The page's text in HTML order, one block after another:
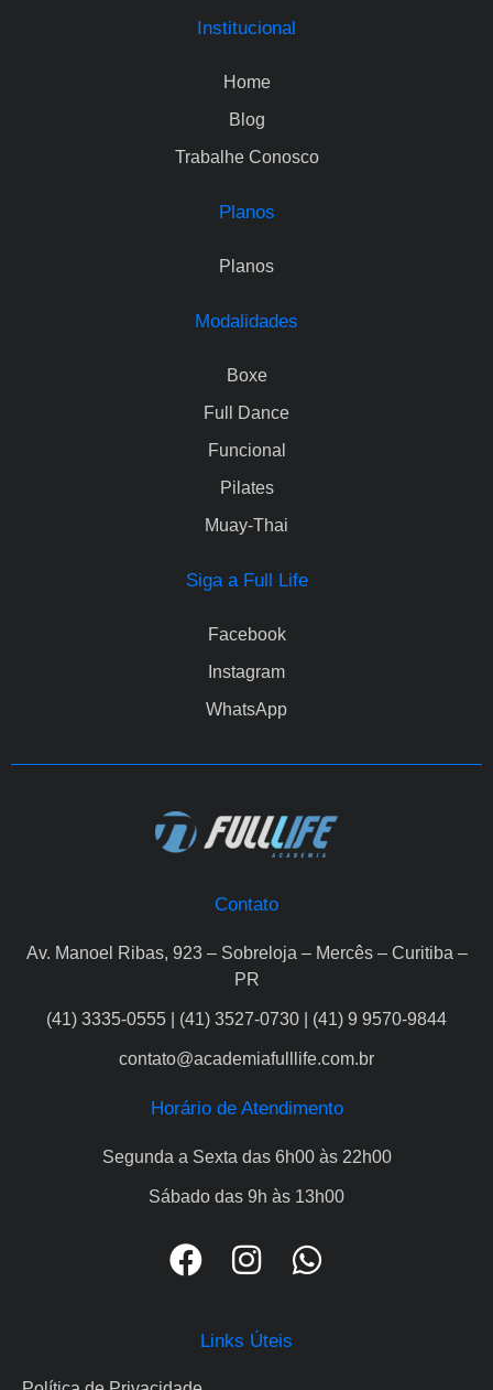
Institucional
Home
Blog
Trabalhe Conosco
Planos
Planos
Modalidades
Boxe
Full Dance
Funcional
Pilates
Muay-Thai
Siga a Full Life
Facebook
Instagram
WhatsApp
Contato
Av. Manoel Ribas, 923 – Sobreloja – Mercês – Curitiba –
PR
(41) 3335-0555 | (41) 3527-0730 | (41) 9 9570-9844
contato@academiafulllife.com.br
Horário de Atendimento
Segunda a Sexta das 6h00 às 22h00
Sábado das 9h às 13h00
Links Úteis